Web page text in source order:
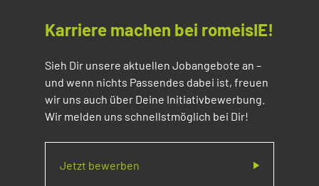
Karriere machen bei romeisIE!
Sieh Dir unsere aktuellen Jobangebote an –
und wenn nichts Passendes dabei ist, freuen
wir uns auch über Deine Initiativbewerbung.
Wir melden uns schnellstmöglich bei Dir!
Jetzt bewerben